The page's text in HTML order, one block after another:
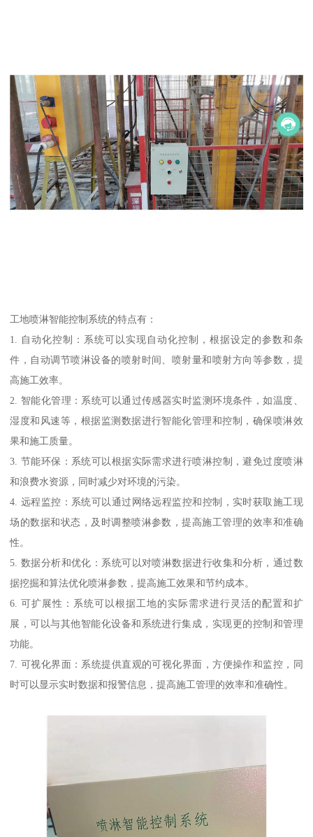
工地喷淋智能控制系统的特点有：
1. 自动化控制：系统可以实现自动化控制，根据设定的参数和条
件，自动调节喷淋设备的喷射时间、喷射量和喷射方向等参数，提
高施工效率。
2. 智能化管理：系统可以通过传感器实时监测环境条件，如温度、
湿度和风速等，根据监测数据进行智能化管理和控制，确保喷淋效
果和施工质量。
3. 节能环保：系统可以根据实际需求进行喷淋控制，避免过度喷淋
和浪费水资源，同时减少对环境的污染。
4. 远程监控：系统可以通过网络远程监控和控制，实时获取施工现
场的数据和状态，及时调整喷淋参数，提高施工管理的效率和准确
性。
5. 数据分析和优化：系统可以对喷淋数据进行收集和分析，通过数
据挖掘和算法优化喷淋参数，提高施工效果和节约成本。
6. 可扩展性：系统可以根据工地的实际需求进行灵活的配置和扩
展，可以与其他智能化设备和系统进行集成，实现更的控制和管理
功能。
7. 可视化界面：系统提供直观的可视化界面，方便操作和监控，同
时可以显示实时数据和报警信息，提高施工管理的效率和准确性。